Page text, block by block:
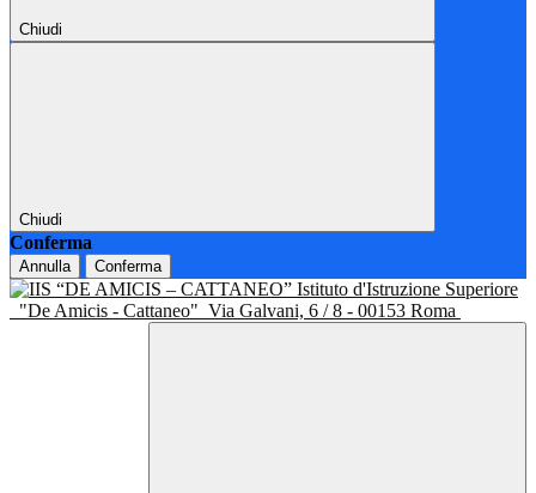
Chiudi
Chiudi
Conferma
Annulla Conferma
Istituto d'Istruzione Superiore
"De Amicis - Cattaneo" Via Galvani, 6 / 8 - 00153 Roma